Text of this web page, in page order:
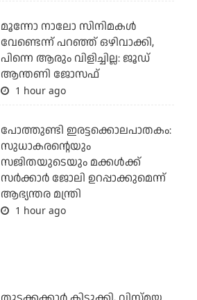
മൂന്നോ നാലോ സിനിമകൾ
വേണ്ടെന്ന് പറഞ്ഞ് ഒഴിവാക്കി,
പിന്നെ ആരും വിളിച്ചില്ല: ജൂഡ്
ആന്തണി ജോസഫ്
1 hour ago
പോത്തുണ്ടി ഇരട്ടക്കൊലപാതകം:
സുധാകരന്റെയും
സജിതയുടെയും മക്കള്‍ക്ക്
സര്‍ക്കാര്‍ ജോലി ഉറപ്പാക്കുമെന്ന്
ആഭ്യന്തര മന്ത്രി
1 hour ago